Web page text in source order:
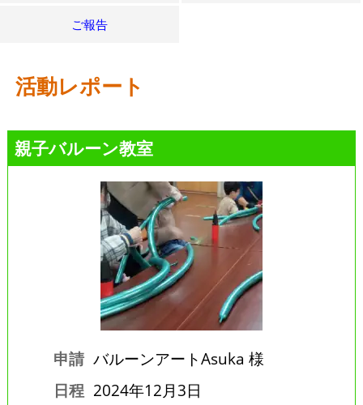
ご報告
活動レポート
親子バルーン教室
申請 バルーンアートAsuka 様
日程 2024年12月3日